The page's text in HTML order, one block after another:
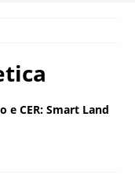
e CER: Smart Land